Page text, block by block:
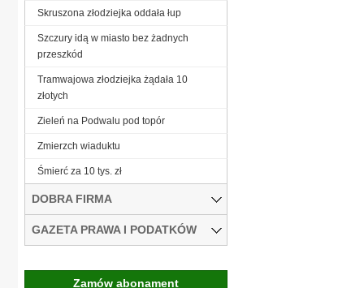
Skruszona złodziejka oddała łup
Szczury idą w miasto bez żadnych
przeszkód
Tramwajowa złodziejka żądała 10
złotych
Zieleń na Podwalu pod topór
Zmierzch wiaduktu
Śmierć za 10 tys. zł
DOBRA FIRMA
GAZETA PRAWA I PODATKÓW
Zamów abonament